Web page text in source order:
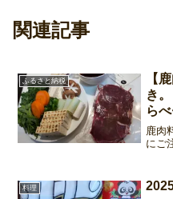
関連記事
ふるさと納税
【
き
ら
新
鹿肉
にご
料理